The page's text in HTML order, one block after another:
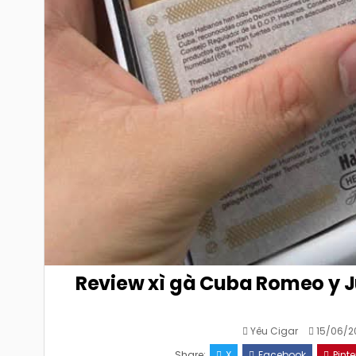
Review xì gà Cuba Romeo y
Yêu Cigar 15/06/